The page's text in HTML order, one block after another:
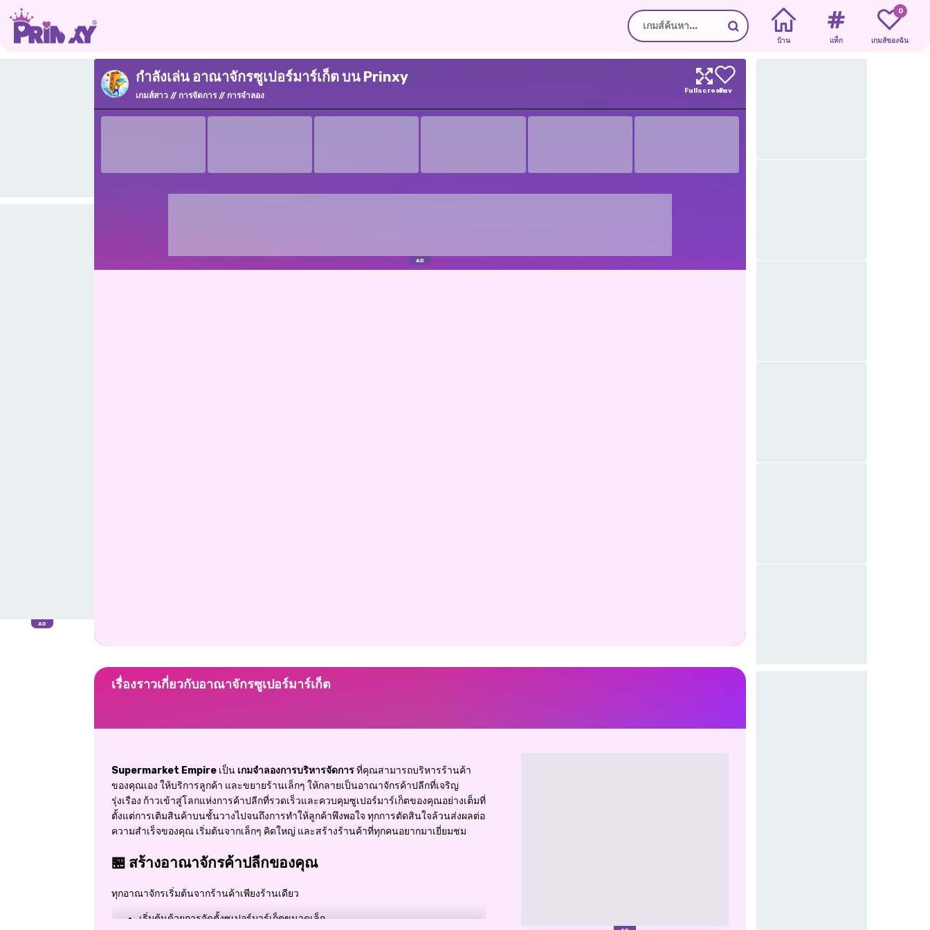
บ้าน แท็ก
0
เกมส์ของฉัน
กำลังเล่น อาณาจักรซูเปอร์มาร์เก็ต บน Prinxy
เกมส์สาว การจัดการ การจำลอง
เรื่องราวเกี่ยวกับอาณาจักรซูเปอร์มาร์เก็ต
Supermarket Empire เป็น เกมจำลองการบริหารจัดการที่คุณสามารถบริหารร้านค้า
ของคุณเอง ให้บริการลูกค้า และขยายร้านเล็กๆ ให้กลายเป็นอาณาจักรค้าปลีกที่เจริญ
รุ่งเรือง ก้าวเข้าสู่โลกแห่งการค้าปลีกที่รวดเร็วและควบคุมซูเปอร์มาร์เก็ตของคุณอย่างเต็มที่
ตั้งแต่การเติมสินค้าบนชั้นวางไปจนถึงการทำให้ลูกค้าพึงพอใจ ทุกการตัดสินใจล้วนส่งผลต่อ
ความสำเร็จของคุณ เริ่มต้นจากเล็กๆ คิดใหญ่ และสร้างร้านค้าที่ทุกคนอยากมาเยี่ยมชม
🏪 สร้างอาณาจักรค้าปลีกของคุณ
ทุกอาณาจักรเริ่มต้นจากร้านค้าเพียงร้านเดียว
เริ่มต้นด้วยการจัดตั้งซูเปอร์มาร์เก็ตขนาดเล็ก